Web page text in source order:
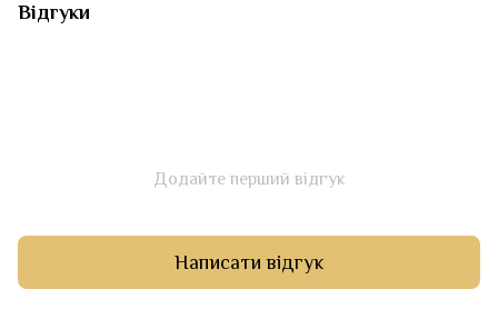
Відгуки
Додайте перший відгук
Написати відгук